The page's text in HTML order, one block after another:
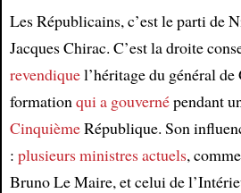
Les Républicains, c’est le parti de
Jacques Chirac. C’est la droite
revendiquel’héritage du général de
formationqui a gouvernépendant
CinquièmeRépublique. Son
: plusieurs ministres actuels,
Bruno Le Maire, et celui de